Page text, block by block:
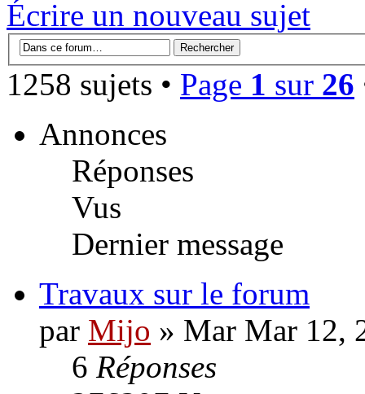
Écrire un nouveau sujet
1258 sujets • Page 1 sur 26
Annonces
Réponses
Vus
Dernier message
Travaux sur le forum
par Mijo » Mar Mar 12,
6 Réponses